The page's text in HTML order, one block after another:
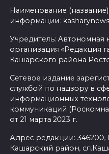
Наименование
информации:
Учредитель: Автономная
организация «Редакция
Кашарского района
Сетевое издание
службой по надзору в
информационных
коммуникаций
от 21 марта 2023 г.
Адрес редакции: 346200,
Кашарский район,